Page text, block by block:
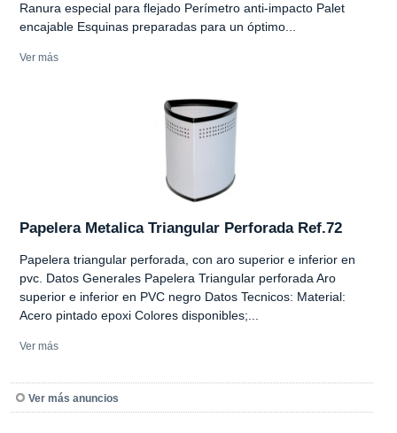
Ranura especial para flejado Perímetro anti-impacto Palet
encajable Esquinas preparadas para un óptimo...
Ver más
Papelera Metalica Triangular Perforada Ref.72
Papelera triangular perforada, con aro superior e inferior en
pvc. Datos Generales Papelera Triangular perforada Aro
superior e inferior en PVC negro Datos Tecnicos: Material:
Acero pintado epoxi Colores disponibles;...
Ver más
Ver más anuncios